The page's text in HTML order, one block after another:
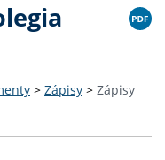
> Zápisy > Zápisy